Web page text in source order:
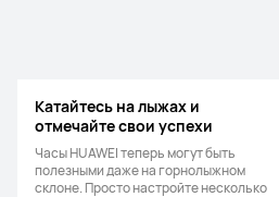
Катайтесь на лыжах и
отмечайте свои успехи
Часы HUAWEI теперь могут быть
полезными даже на горнолыжном
склоне. Просто настройте несколько